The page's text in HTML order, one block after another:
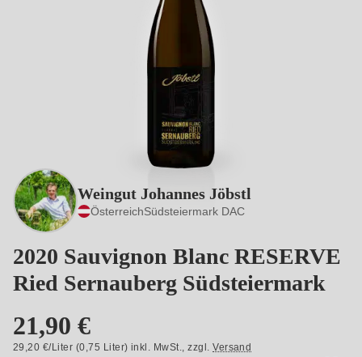
Weingut Johannes Jöbstl
ÖsterreichSüdsteiermark DAC
2020 Sauvignon Blanc RESERVE
Ried Sernauberg Südsteiermark
21,90 €
29,20 €/Liter (0,75 Liter) inkl. MwSt.,zzgl.Versand